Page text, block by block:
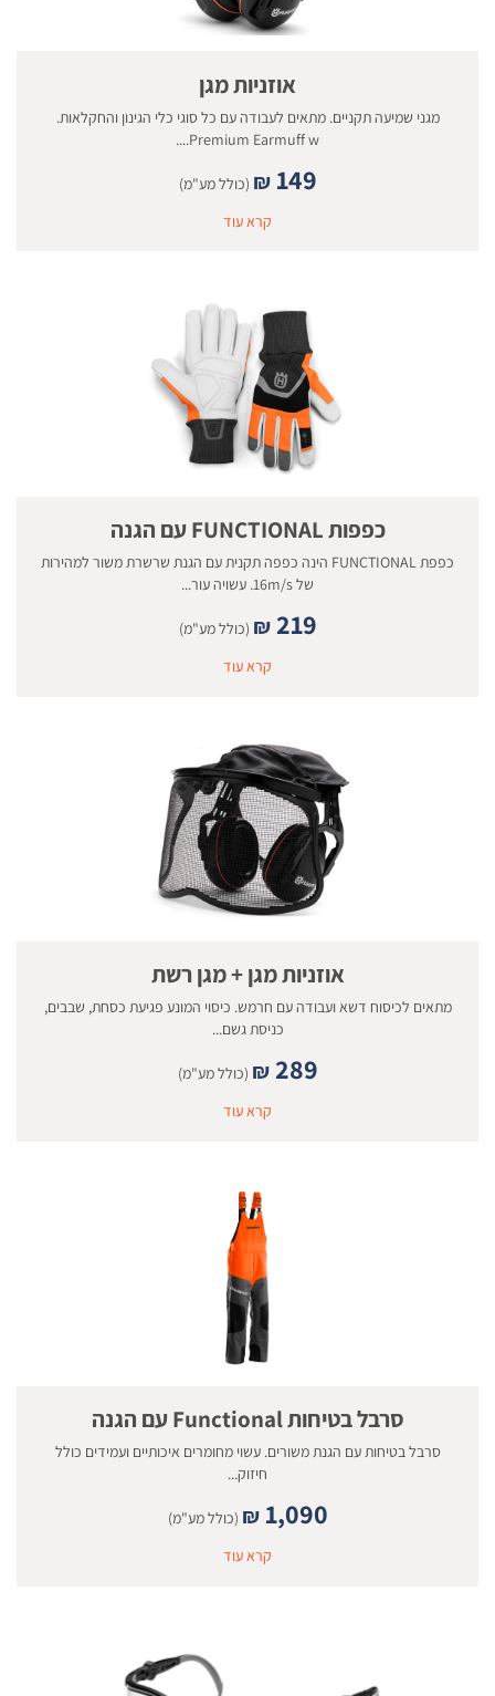
אוזניות מגן
מגני שמיעה תקניים. מתאים לעבודה עם כל סוגי כלי הגינון והחקלאות.
Premium Earmuff w....
₪ 149
(כולל מע"מ)
קרא עוד
כפפות FUNCTIONAL עם הגנה
כפפת FUNCTIONAL הינה כפפה תקנית עם הגנת שרשרת משור למהירות
של 16m/s. עשויה עור...
₪ 219
(כולל מע"מ)
קרא עוד
אוזניות מגן + מגן רשת
מתאים לכיסוח דשא ועבודה עם חרמש. כיסוי המונע פגיעת כסחת, שבבים,
כניסת גשם...
₪ 289
(כולל מע"מ)
קרא עוד
סרבל בטיחות Functional עם הגנה
סרבל בטיחות עם הגנת משורים. עשוי מחומרים איכותיים ועמידים כולל
חיזוק...
₪ 1,090
(כולל מע"מ)
קרא עוד